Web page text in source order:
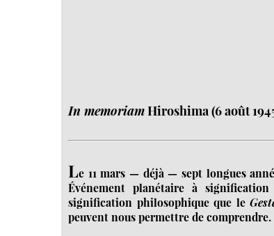
In memoriamHiroshima (6 août
Le 11 mars — déjà — sept longues
Événement planétaire à
signification philosophique que le
peuvent nous permettre de comprendre.